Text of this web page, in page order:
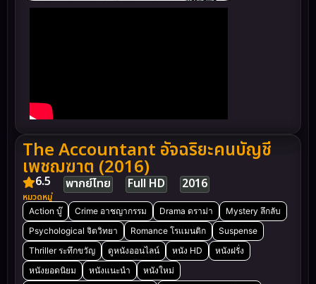
The Accountant อัจฉริยะคนบัญชี
เพชฌฆาต (2016)
6.5 พากย์ไทย Full HD 2016
หมวดหมู่
Action บู๊ Crime อาชญากรรม Drama ดราม่า
Mystery ลึกลับ
Psychological จิตวิทยา
Romance โรแมนติก
Suspense
Thriller ระทึกขวัญ
ดูหนังออนไลน์ หนัง HD
หนังฝรั่ง
หนังยอดนิยม
หนังแนะนำ
หนังใหม่